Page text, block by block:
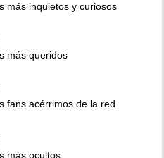
más inquietos y curiosos
más queridos
fans acérrimos de la red
más ocultos